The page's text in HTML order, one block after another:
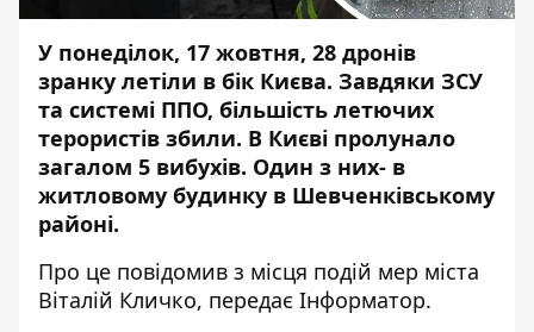
У понеділок, 17 жовтня, 28 дронів
зранку летіли в бік Києва. Завдяки ЗСУ
та системі ППО, більшість летючих
терористів збили. В Києві пролунало
загалом 5 вибухів. Один з них- в
житловому будинку в Шевченківському
районі.
Про це повідомив з місця подій мер міста
Віталій Кличко, передає Інформатор.